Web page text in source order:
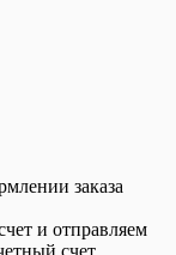
заказа
и отправляем
счет